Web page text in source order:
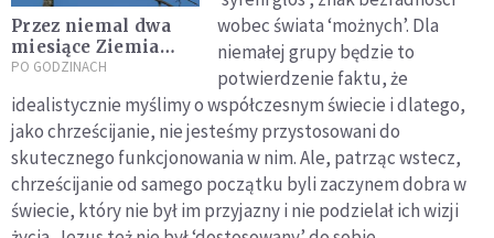
Przez niemal dwa
miesiące Ziemia
będzie miała dwa
PO GODZINACH
wobec świata ‘możnych’. Dla
niemałej grupy będzie to
potwierdzenie faktu, że
idealistycznie myślimy o współczesnym świecie i dlatego,
jako chrześcijanie, nie jesteśmy przystosowani do
skutecznego funkcjonowania w nim. Ale, patrząc wstecz,
chrześcijanie od samego początku byli zaczynem dobra w
świecie, który nie był im przyjazny i nie podzielał ich wizji